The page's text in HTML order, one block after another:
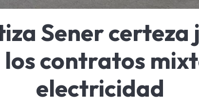
Sener certeza
contratos
electricidad